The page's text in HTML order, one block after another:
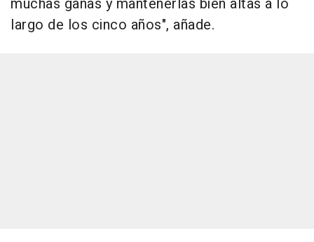
muchas ganas y mantenerlas bien altas a lo
largo de los cinco años", añade.